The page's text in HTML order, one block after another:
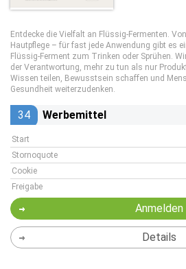
Entdecke die Vielfalt an Flüssig-Fermenten.
Hautpflege – für fast jede Anwendung gibt es
Flüssig-Ferment zum Trinken oder Sprühen.
der Verantwortung, mehr zu tun als nur
Wissen teilen, Bewusstsein schaffen und
Gesundheit weiterzudenken.
34 Werbemittel
Start
Stornoquote
Cookie
Freigabe
Anmelden
Details